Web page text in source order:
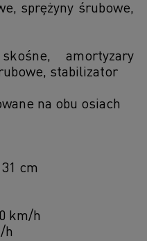
sprężyny śrubowe,
amortyzary
stabilizator
na obu osiach
cm
km/h
h